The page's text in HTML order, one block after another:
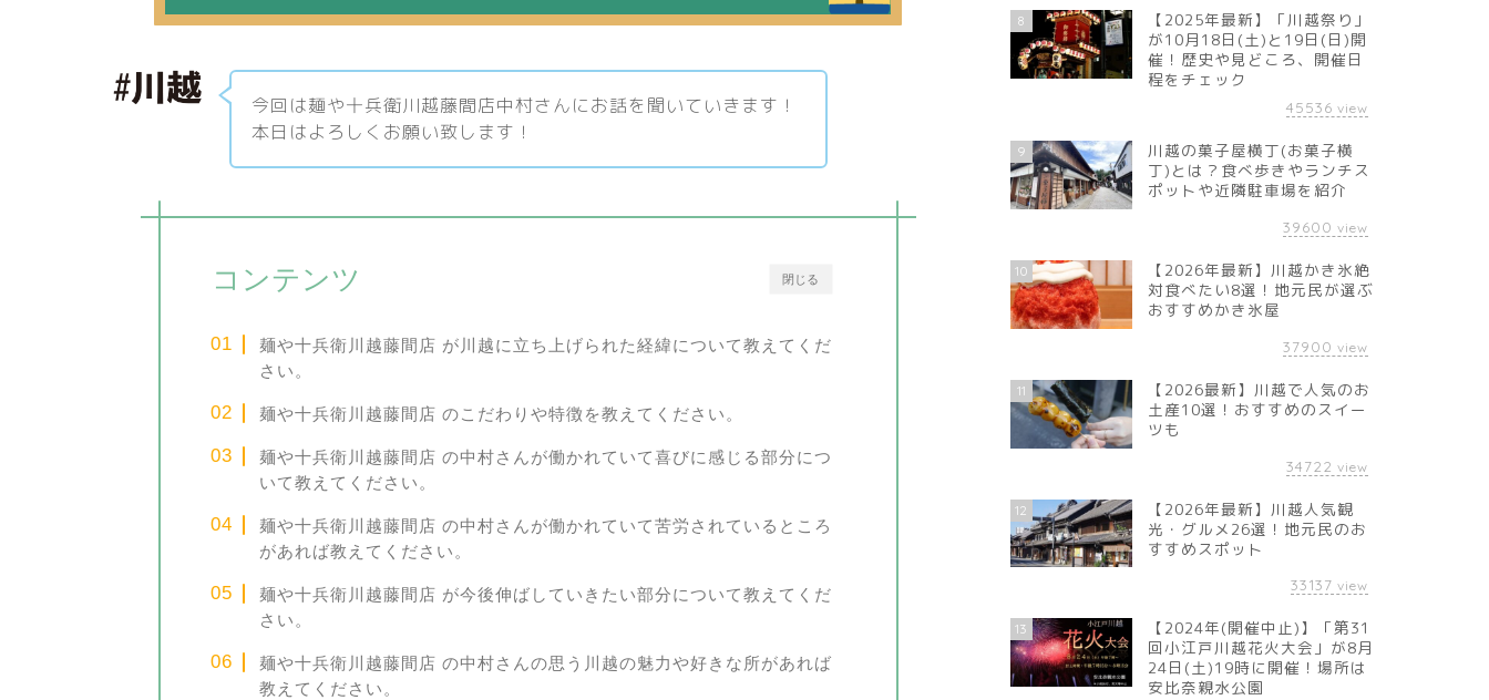
今回は麺や十兵衛川越藤間店中村さんにお話を聞いていきます！
本日はよろしくお願い致します！
閉じる
コンテンツ
麺や十兵衛川越藤間店 が川越に立ち上げられた経緯について教えてくだ
さい。
麺や十兵衛川越藤間店 のこだわりや特徴を教えてください。
麺や十兵衛川越藤間店 の中村さんが働かれていて喜びに感じる部分につ
いて教えてください。
麺や十兵衛川越藤間店 の中村さんが働かれていて苦労されているところ
があれば教えてください。
麺や十兵衛川越藤間店 が今後伸ばしていきたい部分について教えてくだ
さい。
麺や十兵衛川越藤間店 の中村さんの思う川越の魅力や好きな所があれば
教えてください。
8
【2025年最新】「川越祭り」
が10月18日(土)と19日(日)開
催！歴史や見どころ、開催日
程をチェック
45536 view
9
川越の菓子屋横丁(お菓子横
丁)とは？食べ歩きやランチス
ポットや近隣駐車場を紹介
39600 view
10
【2026年最新】川越かき氷絶
対食べたい8選！地元民が選ぶ
おすすめかき氷屋
37900 view
11
【2026最新】川越で人気のお
土産10選！おすすめのスイー
ツも
34722 view
12
【2026年最新】川越人気観
光・グルメ26選！地元民のお
すすめスポット
33137 view
13
【2024年(開催中止)】「第31
回小江戸川越花火大会」が8月
24日(土)19時に開催！場所は
安比奈親水公園